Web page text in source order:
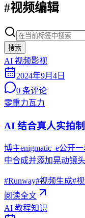
#视频编辑
搜索
AI 视频影视
2024年9月4日
0 条评论
零重力瓦力
AI 结合真人实拍
博主enigmatic_e公开
中合成并添加晃动镜头
#Runway#视频生成#
阅读全文
AI 教程知识